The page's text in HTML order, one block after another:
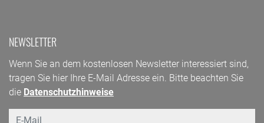
NEWSLETTER
Wenn Sie an dem kostenlosen Newsletter interessiert sind,
tragen Sie hier Ihre E-Mail Adresse ein. Bitte beachten Sie
die Datenschutzhinweise
Email